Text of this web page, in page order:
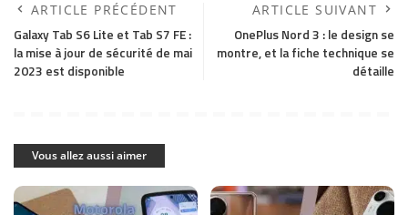
ARTICLE PRÉCÉDENT
Galaxy Tab S6 Lite et Tab S7 FE :
la mise à jour de sécurité de mai
2023 est disponible
ARTICLE SUIVANT
OnePlus Nord 3 : le design se
montre, et la fiche technique se
détaille
Vous allez aussi aimer